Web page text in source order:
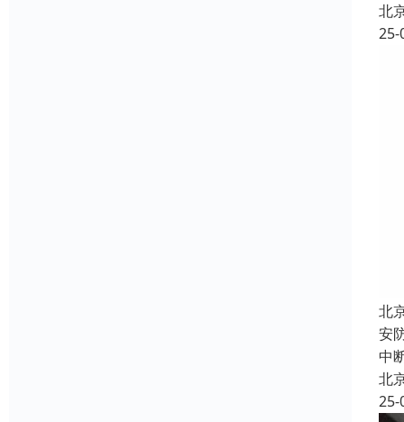
北
25-
北
安
中
北
25-